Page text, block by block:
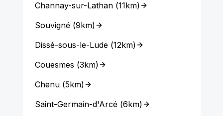
Channay-sur-Lathan(11km)
Souvigné(9km)
Dissé-sous-le-Lude(12km)
Couesmes (3km)
Chenu(5km)
Saint-Germain-d'Arcé(6km)